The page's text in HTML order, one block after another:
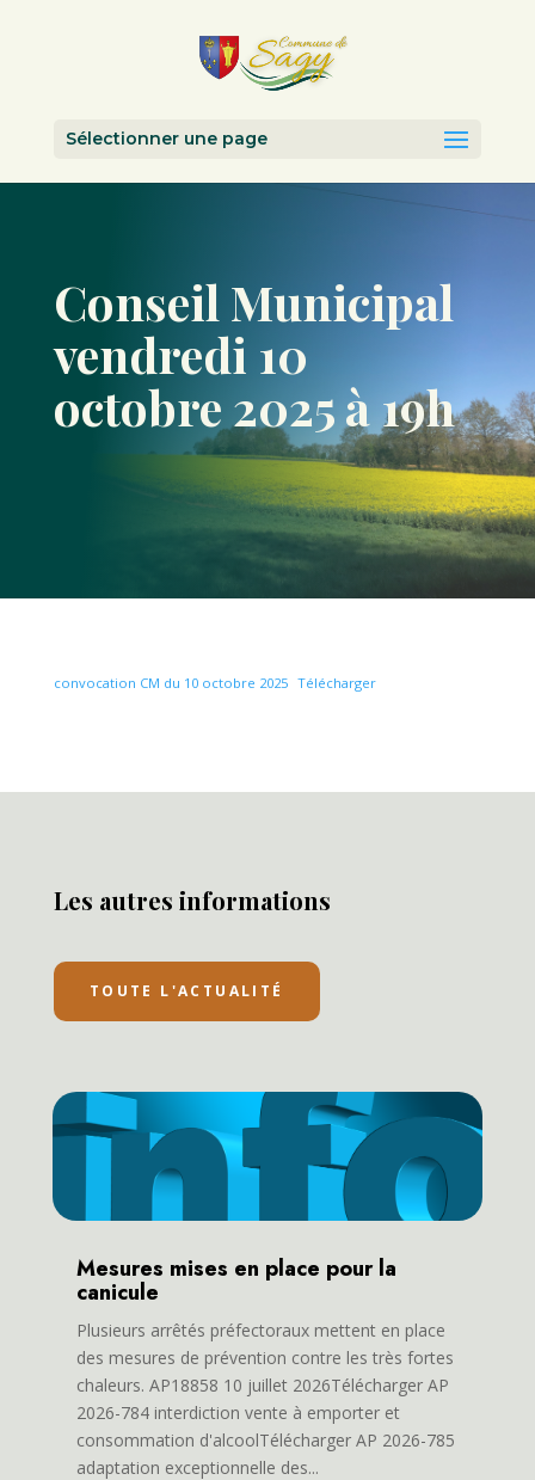
Sélectionner une page
Conseil Municipal
vendredi 10
octobre 2025 à 19h
convocation CM du 10 octobre 2025 Télécharger
Les autres informations
TOUTE L'ACTUALITÉ
Mesures mises en place pour la
canicule
Plusieurs arrêtés préfectoraux mettent en place
des mesures de prévention contre les très fortes
chaleurs. AP18858 10 juillet 2026Télécharger AP
2026-784 interdiction vente à emporter et
consommation d'alcoolTélécharger AP 2026-785
adaptation exceptionnelle des...